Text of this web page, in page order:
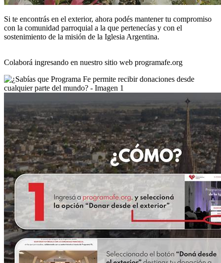
Si te encontrás en el exterior, ahora podés mantener tu compromiso
con la comunidad parroquial a la que pertenecías y con el
sostenimiento de la misión de la Iglesia Argentina.
Colaborá ingresando en nuestro sitio web programafe.org